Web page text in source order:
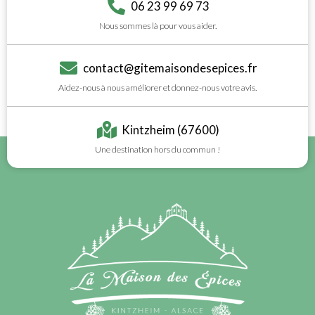
06 23 99 69 73
Nous sommes là pour vous aider.
contact@gitemaisondesepices.fr
Aidez-nous à nous améliorer et donnez-nous votre avis.
Kintzheim (67600)
Une destination hors du commun !